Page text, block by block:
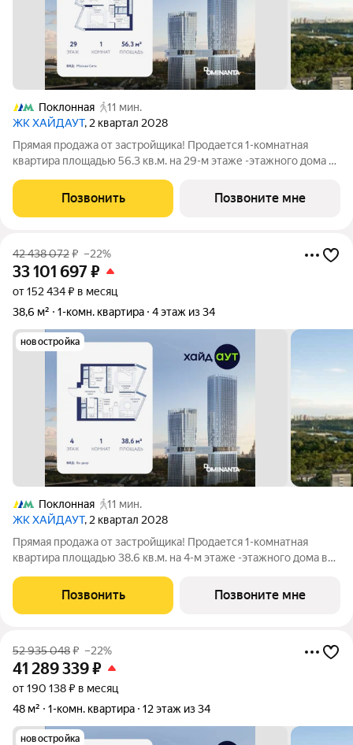
Поклонная
11 мин.
ЖК ХАЙДАУТ, 2 квартал 2028
Прямая продажа от застройщика! Продается 1-комнатная
квартира площадью 56.3 кв.м. на 29-м этаже -этажного дома в
Победы, Долина реки Сетунь, МГУ, Москва-Сити, Воробьевы
горы. Высота потолков 3,25 м.
Позвонить Позвоните мне
42 438 072₽ –22%
33 101 697₽
от 152 434 ₽ в месяц
38,6 м²
1-комн. квартира 4 этаж из 34
новостройка
Поклонная
11 мин.
ЖК ХАЙДАУТ, 2 квартал 2028
Прямая продажа от застройщика! Продается 1-комнатная
квартира площадью 38.6 кв.м. на 4-м этаже -этажного дома в
Победы, Долина реки Сетунь, МГУ, Москва-Сити, Воробьевы
горы. Высота потолков 3,25 м.
Позвонить Позвоните мне
52 935 048₽ –22%
41 289 339₽
от 190 138 ₽ в месяц
48 м²
1-комн. квартира 12 этаж из 34
новостройка